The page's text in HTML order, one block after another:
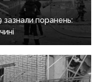
поранень: